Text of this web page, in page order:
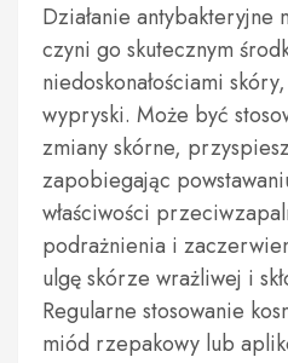
Działanie
czyni go skutecznym
niedoskonałościami
wypryski. Może być
zmiany skórne,
zapobiegając
właściwości
podrażnienia i
ulgę skórze wrażliwej i
Regularne stosowanie
miód rzepakowy lub